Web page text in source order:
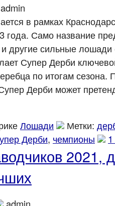
admin
в рамках
года. Само название
другие сильные
Супер Дерби
по итогам сезона.
Дерби может
Лошади Метки:
Дерби, чемпионы
2021,